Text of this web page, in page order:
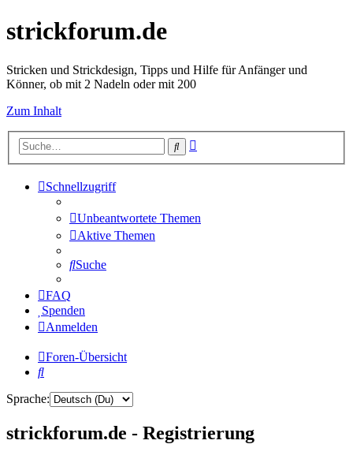
strickforum.de
Stricken und Strickdesign, Tipps und Hilfe für Anfänger und
Könner, ob mit 2 Nadeln oder mit 200
Zum Inhalt
Suche
Schnellzugriff
Unbeantwortete Themen
Aktive Themen
Suche
FAQ
Spenden
Anmelden
Foren-Übersicht
Suche
Sprache:
strickforum.de - Registrierung